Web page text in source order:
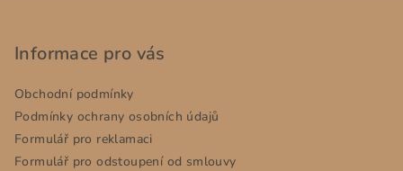
Informace pro vás
Obchodní podmínky
Podmínky ochrany osobních údajů
Formulář pro reklamaci
Formulář pro odstoupení od smlouvy